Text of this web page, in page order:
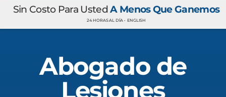
Sin Costo Para UstedA Menos Que Ganemos
24 HORAS AL DÍA • ENGLISH
Abogado de
Lesiones